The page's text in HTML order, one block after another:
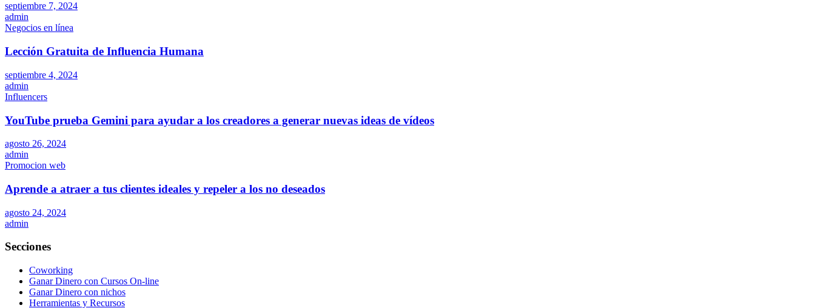
septiembre 7, 2024
admin
Negocios en línea
Lección Gratuita de Influencia Humana
septiembre 4, 2024
admin
Influencers
YouTube prueba Gemini para ayudar a los creadores a generar nuevas ideas de vídeos
agosto 26, 2024
admin
Promocion web
Aprende a atraer a tus clientes ideales y repeler a los no deseados
agosto 24, 2024
admin
Secciones
Coworking
Ganar Dinero con Cursos On-line
Ganar Dinero con nichos
Herramientas y Recursos